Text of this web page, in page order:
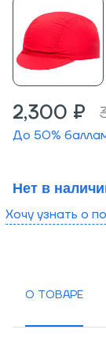
2,300 ₽
До 50%
Нет в
Хочу узнать о
О ТОВАРЕ